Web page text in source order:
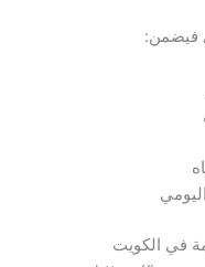
فيضمن:
في الكويت